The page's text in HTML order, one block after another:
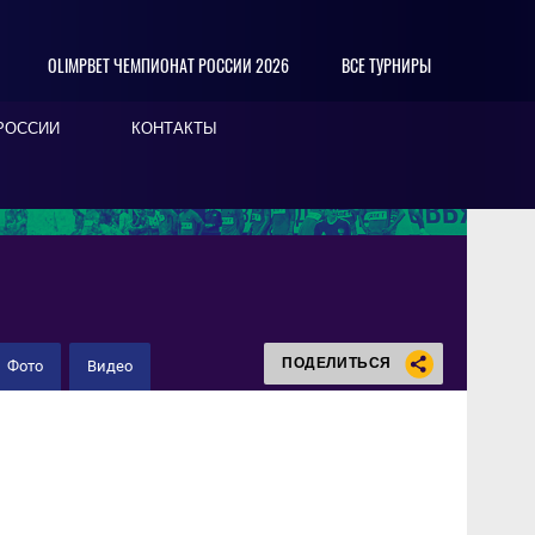
OLIMPBET ЧЕМПИОНАТ РОССИИ 2026 ВСЕ ТУРНИРЫ
КОНТАКТЫ
Фото Видео ПОДЕЛИТЬСЯ